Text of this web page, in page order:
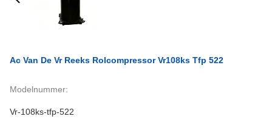
Ac Van De Vr Reeks Rolcompressor Vr108ks Tfp 522
Modelnummer:
Vr-108ks-tfp-522